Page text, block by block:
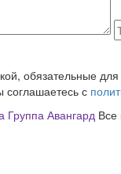
обязательные
с
Группа Авангард Все